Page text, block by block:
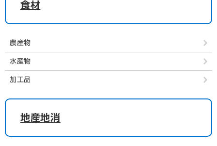
食材
農産物
水産物
加工品
地産地消